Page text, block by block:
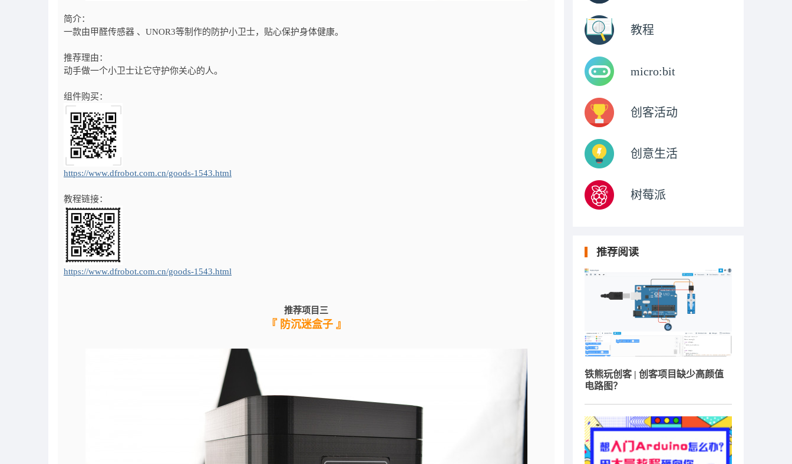
简介：
一款由甲醛传感器 、UNOR3等制作的防护小卫士，贴心保护身体健康。
推荐理由：
动手做一个小卫士让它守护你关心的人。
组件购买：
https://www.dfrobot.com.cn/goods-1543.html
教程链接：
https://www.dfrobot.com.cn/goods-1543.html
推荐项目三
『 防沉迷盒子 』
教程
micro:bit
创客活动
创意生活
树莓派
推荐阅读
铁熊玩创客 | 创客项目缺少高颜值
电路图？